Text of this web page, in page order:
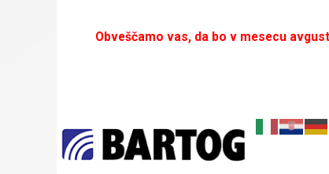
Obveščamo vas, da bo v mesecu